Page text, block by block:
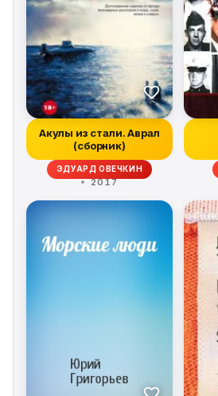
Акулы из стали. Аврал
(сборник)
ЭДУАРД ОВЕЧКИН
2017